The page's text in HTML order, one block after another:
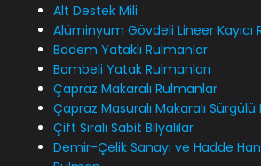
Alt Destek Mili
Alüminyum Gövdeli Lineer Kayıcı
Badem Yataklı Rulmanlar
Bombeli Yatak Rulmanları
Çapraz Makaralı Rulmanlar
Çapraz Masuralı Makaralı Sürgülü
Çift Sıralı Sabit Bilyalılar
Demir-Çelik Sanayi ve Hadde